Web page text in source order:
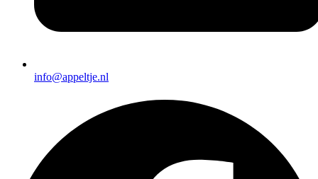
info@appeltje.nl